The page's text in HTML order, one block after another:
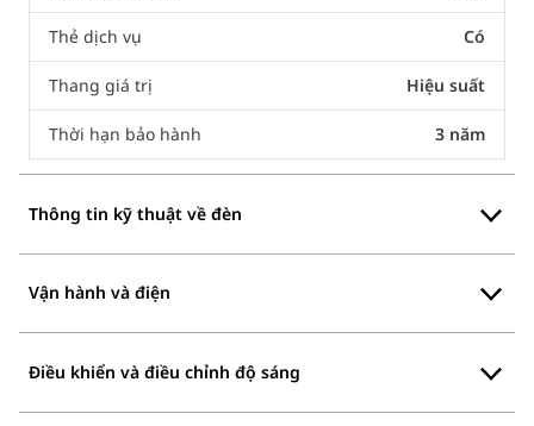
Thẻ dịch vụ Có
Thang giá trị Hiệu suất
Thời hạn bảo hành 3 năm
Thông tin kỹ thuật về đèn
Vận hành và điện
Điều khiển và điều chỉnh độ sáng